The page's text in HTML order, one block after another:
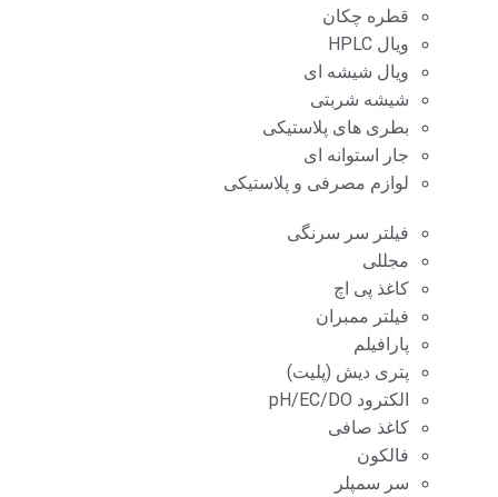
قطره چکان
ویال HPLC
ویال شیشه ای
شیشه شربتی
بطری های پلاستیکی
جار استوانه ای
لوازم مصرفی و پلاستیکی
فیلتر سر سرنگی
مجللی
کاغذ پی اچ
فیلتر ممبران
پارافیلم
پتری دیش (پلیت)
الکترود pH/EC/DO
کاغذ صافی
فالکون
سر سمپلر